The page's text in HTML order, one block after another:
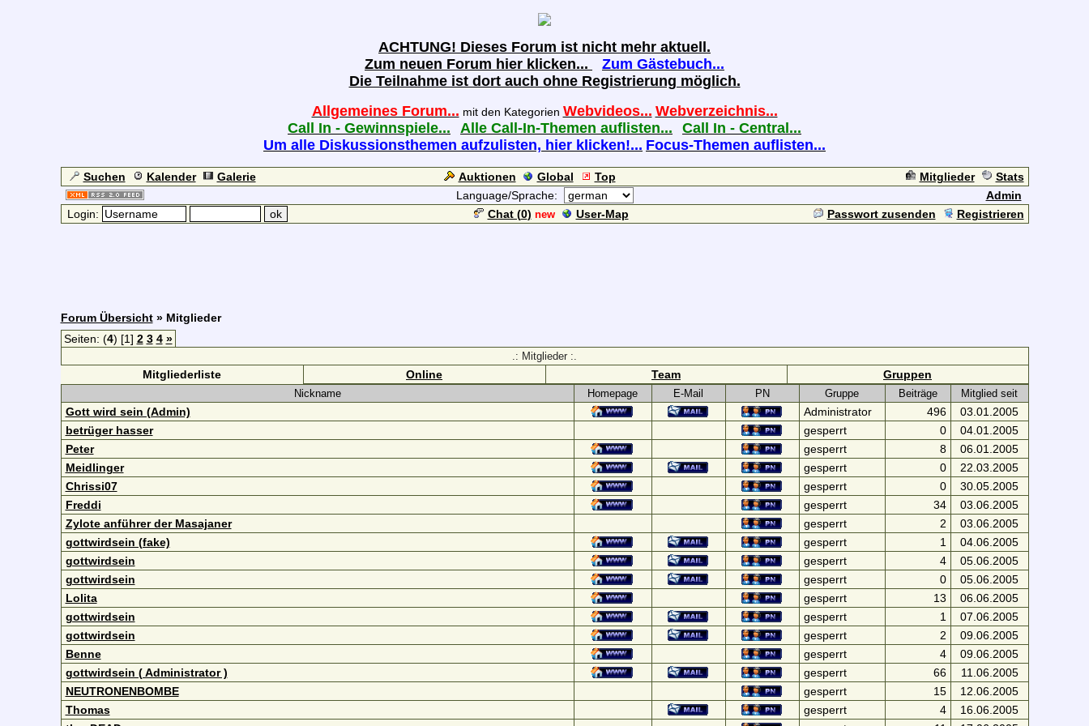
ACHTUNG! Dieses Forum ist nicht mehr aktuell.
Zum neuen Forum hier klicken...
Zum Gästebuch...
Die Teilnahme ist dort auch ohne Registrierung möglich.
Allgemeines Forum... mit den Kategorien Webvideos... Webverzeichnis...
Call In - Gewinnspiele...
Alle Call-In-Themen auflisten...
Call In - Central...
Um alle Diskussionsthemen aufzulisten, hier klicken!... Focus-Themen auflisten...
Suchen Kalender Galerie Auktionen Global Top Mitglieder
Stats
Language/Sprache:
Admin
Login:
Chat (0) new User-Map Passwort zusenden Registrieren
Forum Übersicht» Mitglieder
Seiten: (4) [1] 2 3 4 »
.: Mitglieder :.
Mitgliederliste Online Team Gruppen
Nickname Homepage E-Mail PN Gruppe Beiträge Mitglied seit
Gott wird sein (Admin) Administrator 496
03.01.2005
betrüger hasser
gesperrt 0
04.01.2005
Peter
gesperrt 8
06.01.2005
Meidlinger
gesperrt 0
22.03.2005
Chrissi07
gesperrt 0
30.05.2005
Freddi
gesperrt 34
03.06.2005
Zylote anführer der Masajaner
gesperrt 2
03.06.2005
gottwirdsein (fake)
gesperrt 1
04.06.2005
gottwirdsein
gesperrt 4
05.06.2005
gottwirdsein
gesperrt 0
05.06.2005
Lolita
gesperrt 13
06.06.2005
gottwirdsein
gesperrt 1
07.06.2005
gottwirdsein
gesperrt 2
09.06.2005
Benne
gesperrt 4
09.06.2005
gottwirdsein ( Administrator )
gesperrt 66
11.06.2005
NEUTRONENBOMBE
gesperrt 15
12.06.2005
Thomas
gesperrt 4
16.06.2005